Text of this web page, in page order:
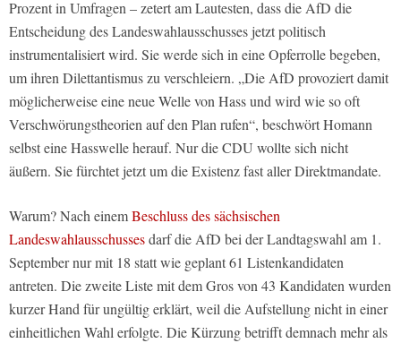
Prozent in Umfragen – zetert am Lautesten, dass die AfD die
Entscheidung des Landeswahlausschusses jetzt politisch
instrumentalisiert wird. Sie werde sich in eine Opferrolle begeben,
um ihren Dilettantismus zu verschleiern. „Die AfD provoziert damit
möglicherweise eine neue Welle von Hass und wird wie so oft
Verschwörungstheorien auf den Plan rufen“, beschwört Homann
selbst eine Hasswelle herauf. Nur die CDU wollte sich nicht
äußern. Sie fürchtet jetzt um die Existenz fast aller Direktmandate.
Warum? Nach einemBeschluss des sächsischen
Landeswahlausschussesdarf die AfD bei der Landtagswahl am 1.
September nur mit 18 statt wie geplant 61 Listenkandidaten
antreten. Die zweite Liste mit dem Gros von 43 Kandidaten wurden
kurzer Hand für ungültig erklärt, weil die Aufstellung nicht in einer
einheitlichen Wahl erfolgte. Die Kürzung betrifft demnach mehr als